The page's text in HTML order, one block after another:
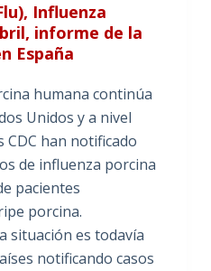
Influenza
informe de la
España
humana continúa
Unidos y a nivel
CDC han notificado
de influenza porcina
pacientes
porcina.
situación es todavía
notificando casos